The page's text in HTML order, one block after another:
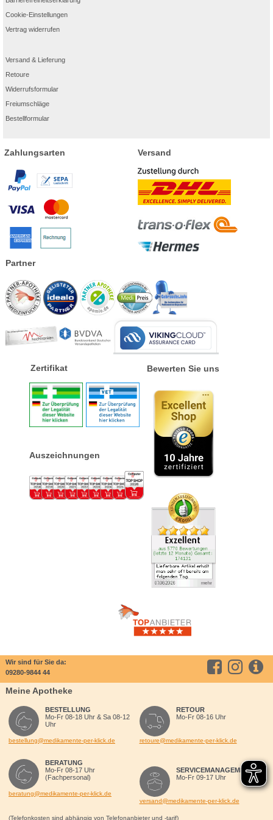
8. Kann ich Allegra
Antwort: Nein, die Tabletten gegen Heuschnupfen, Pollen- und andere Allergien
Packungsbeilage und verwende die Tabletten wie vorgeschrieben.
Cookie-Einstellungen
Vertrag widerrufen
Versand & Lieferung
Retoure
Widerrufsformular
Freiumschläge
Bestellformular
Zahlungsarten Versand
Partner
Zertifikat
Auszeichnungen
Bewerten Sie uns
Wir sind für Sie da:
09280-9844 44
Meine Apotheke
BESTELLUNG
Mo-Fr 08-18 Uhr & Sa 08-12
Uhr
bestellung@medikamente-per-klick.de
BERATUNG
Mo-Fr 08-17 Uhr
(Fachpersonal)
beratung@medikamente-per-klick.de
RETOUR
Mo-Fr 08-16 Uhr
retoure@medikamente-per-klick.de
SERVICEMANAGEMENT
Mo-Fr 09-17 Uhr
versand@medikamente-per-klick.de
(Telefonkosten sind abhängig von Telefonanbieter und -tarif)